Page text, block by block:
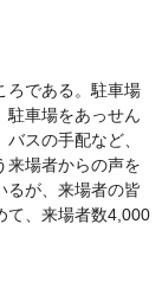
ろである。駐車場
駐車場をあっせん
スの手配など、
来場者からの声を
るが、来場者の皆
て、来場者数4,000